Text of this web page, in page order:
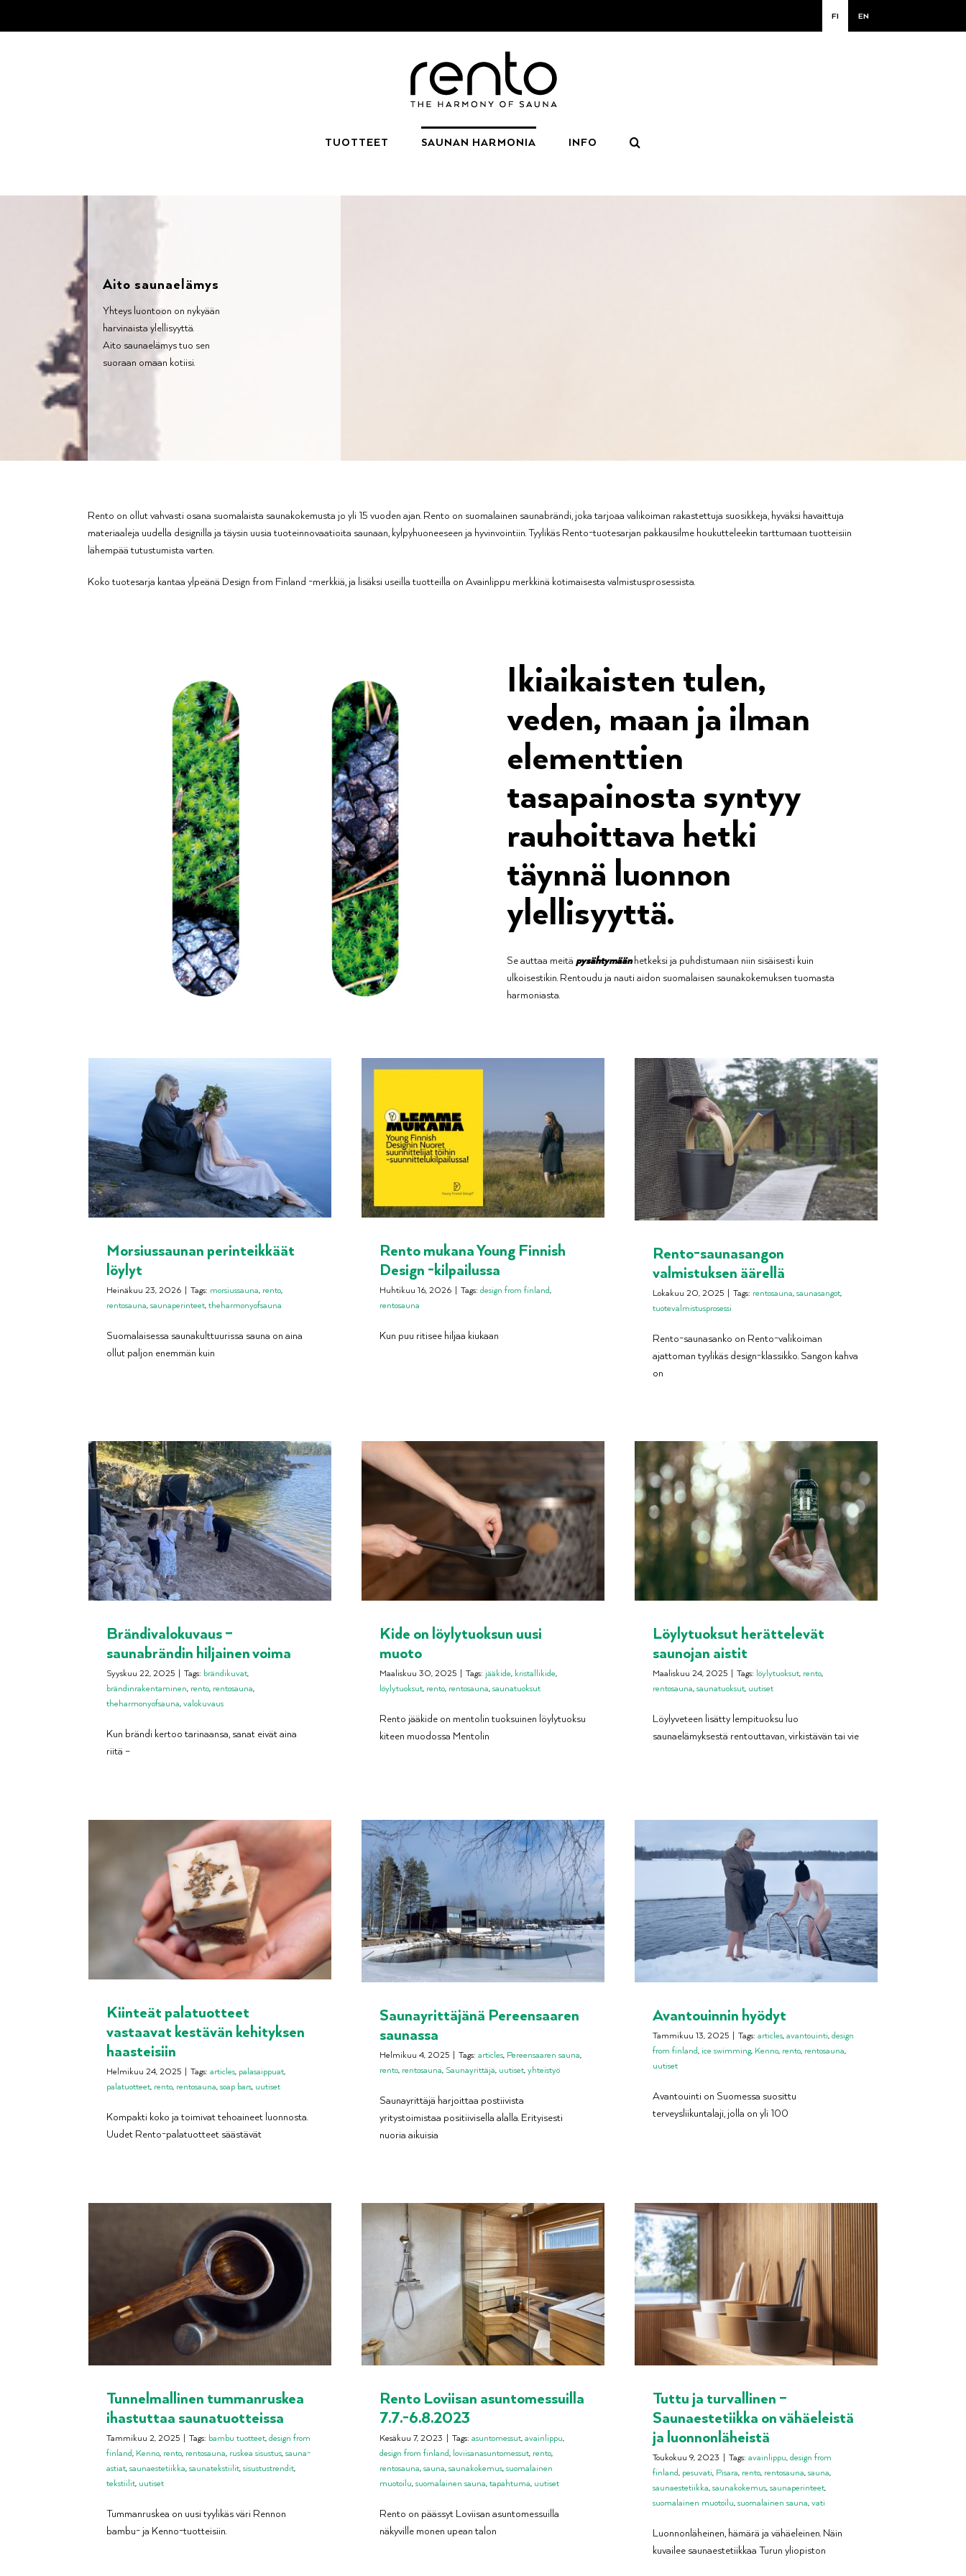
FI EN
TUOTTEET SAUNAN HARMONIA INFO
Aito saunaelämys
Yhteys luontoon on nykyään
harvinaista ylellisyyttä.
Aito saunaelämys tuo sen
suoraan omaan kotiisi.
Rento on ollut vahvasti osana suomalaista saunakokemusta jo yli 15 vuoden ajan. Rento on suomalainen saunabrändi, joka tarjoaa valikoiman rakastettuja suosikkeja, hyväksi havaittuja
materiaaleja uudella designilla ja täysin uusia tuoteinnovaatioita saunaan, kylpyhuoneeseen ja hyvinvointiin. Tyylikäs Rento-tuotesarjan pakkausilme houkutteleekin tarttumaan tuotteisiin
lähempää tutustumista varten.
Koko tuotesarja kantaa ylpeänä Design from Finland -merkkiä, ja lisäksi useilla tuotteilla on Avainlippu merkkinä kotimaisesta valmistusprosessista.
Ikiaikaisten tulen,
veden, maan ja ilman
elementtien
tasapainosta syntyy
rauhoittava hetki
täynnä luonnon
ylellisyyttä.
Se auttaa meitä pysähtymäänhetkeksi ja puhdistumaan niin sisäisesti kuin
ulkoisestikin. Rentoudu ja nauti aidon suomalaisen saunakokemuksen tuomasta
harmoniasta.
Morsiussaunan perinteikkäät
löylyt
Heinäkuu 23, 2026 | Tags: morsiussauna, rento,
rentosauna,saunaperinteet,theharmonyofsauna
Suomalaisessa saunakulttuurissa sauna on aina
ollut paljon enemmän kuin
Rento mukana Young Finnish
Design -kilpailussa
Huhtikuu 16, 2026 | Tags: design from finland,
rentosauna
Kun puu ritisee hiljaa kiukaan
Rento-saunasangon
valmistuksen äärellä
Lokakuu 20, 2025 | Tags: rentosauna,saunasangot,
tuotevalmistusprosessi
Rento-saunasanko on Rento-valikoiman
ajattoman tyylikäs design-klassikko. Sangon kahva
on
Brändivalokuvaus –
saunabrändin hiljainen voima
Syyskuu 22, 2025 | Tags: brändikuvat,
brändinrakentaminen, rento, rentosauna,
theharmonyofsauna,valokuvaus
Kun brändi kertoo tarinaansa, sanat eivät aina
riitä –
Kide on löylytuoksun uusi
muoto
Maaliskuu 30, 2025 | Tags: jääkide, kristallikide,
löylytuoksut, rento, rentosauna,saunatuoksut
Rento jääkide on mentolin tuoksuinen löylytuoksu
kiteen muodossa Mentolin
Löylytuoksut herättelevät
saunojan aistit
Maaliskuu 24, 2025 | Tags: löylytuoksut, rento,
rentosauna,saunatuoksut, uutiset
Löylyveteen lisätty lempituoksu luo
saunaelämyksestä rentouttavan, virkistävän tai vie
Kiinteät palatuotteet
vastaavat kestävän kehityksen
haasteisiin
Helmikuu 24, 2025 | Tags: articles, palasaippuat,
palatuotteet, rento, rentosauna,soap bars, uutiset
Kompakti koko ja toimivat tehoaineet luonnosta.
Uudet Rento-palatuotteet säästävät
Saunayrittäjänä Pereensaaren
saunassa
Helmikuu 4, 2025 | Tags: articles, Pereensaaren sauna,
rento, rentosauna, Saunayrittäjä, uutiset,yhteistyö
Saunayrittäjä harjoittaa postiivista
yritystoimistaa positiivisella alalla. Erityisesti
nuoria aikuisia
Avantouinnin hyödyt
Tammikuu 13, 2025 | Tags: articles,avantouinti,design
from finland, ice swimming, Kenno, rento, rentosauna,
uutiset
Avantouinti on Suomessa suosittu
terveysliikuntalaji, jolla on yli 100
Tunnelmallinen tummanruskea
ihastuttaa saunatuotteissa
Tammikuu 2, 2025 | Tags: bambu tuotteet,design from
finland, Kenno, rento, rentosauna, ruskea sisustus,sauna-
astiat,saunaestetiikka,saunatekstiilit,sisustustrendit,
tekstiilit, uutiset
Tummanruskea on uusi tyylikäs väri Rennon
bambu- ja Kenno-tuotteisiin.
Rento Loviisan asuntomessuilla
7.7.-6.8.2023
Kesäkuu 7, 2023 | Tags: asuntomessut,avainlippu,
design from finland, loviisanasuntomessut, rento,
rentosauna,sauna,saunakokemus,suomalainen
muotoilu,suomalainen sauna,tapahtuma, uutiset
Rento on päässyt Loviisan asuntomessuilla
näkyville monen upean talon
Tuttu ja turvallinen –
Saunaestetiikka on vähäeleistä
ja luonnonläheistä
Toukokuu 9, 2023 | Tags: avainlippu,design from
finland, pesuvati, Pisara, rento, rentosauna,sauna,
saunaestetiikka,saunakokemus,saunaperinteet,
suomalainen muotoilu,suomalainen sauna,vati
Luonnonläheinen, hämärä ja vähäeleinen. Näin
kuvailee saunaestetiikkaa Turun yliopiston